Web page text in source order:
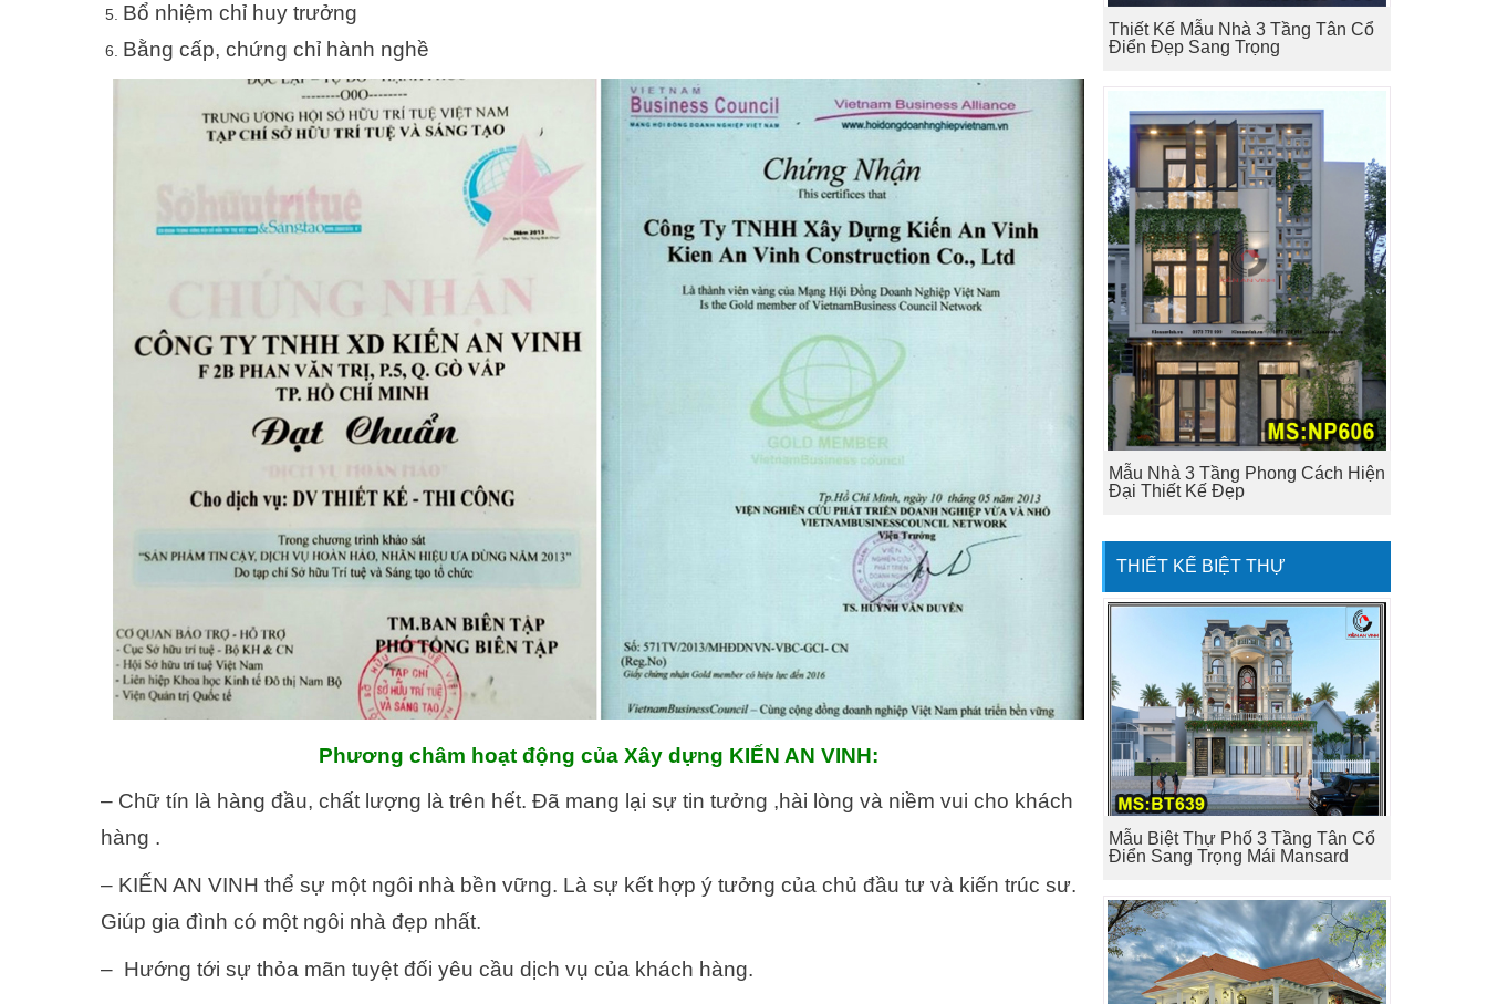
Bổ nhiệm chỉ huy trưởng
Bằng cấp, chứng chỉ hành nghề
Phương châm hoạt động của Xây dựng KIẾN AN VINH:
– Chữ tín là hàng đầu, chất lượng là trên hết. Đã mang lại sự tin tưởng ,hài lòng và niềm vui cho khách
hàng .
– KIẾN AN VINH thể sự một ngôi nhà bền vững. Là sự kết hợp ý tưởng của chủ đầu tư và kiến trúc sư.
Giúp gia đình có một ngôi nhà đẹp nhất.
– Hướng tới sự thỏa mãn tuyệt đối yêu cầu dịch vụ của khách hàng.
Thiết Kế Mẫu Nhà 3 Tầng Tân Cổ
Điển Đẹp Sang Trọng
Mẫu Nhà 3 Tầng Phong Cách Hiện
Đại Thiết Kế Đẹp
THIẾT KẾ BIỆT THỰ
Mẫu Biệt Thự Phố 3 Tầng Tân Cổ
Điển Sang Trọng Mái Mansard